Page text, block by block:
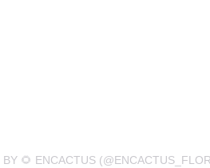
BY 🌻 ENCACTUS